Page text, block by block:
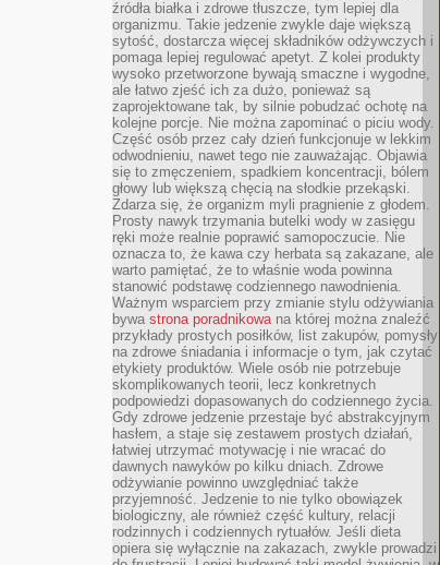
źródła białka i zdrowe tłuszcze, tym lepiej dla
organizmu. Takie jedzenie zwykle daje większą
sytość, dostarcza więcej składników odżywczych i
pomaga lepiej regulować apetyt. Z kolei produkty
wysoko przetworzone bywają smaczne i wygodne,
ale łatwo zjeść ich za dużo, ponieważ są
zaprojektowane tak, by silnie pobudzać ochotę na
kolejne porcje. Nie można zapominać o piciu wody.
Część osób przez cały dzień funkcjonuje w lekkim
odwodnieniu, nawet tego nie zauważając. Objawia
się to zmęczeniem, spadkiem koncentracji, bólem
głowy lub większą chęcią na słodkie przekąski.
Zdarza się, że organizm myli pragnienie z głodem.
Prosty nawyk trzymania butelki wody w zasięgu
ręki może realnie poprawić samopoczucie. Nie
oznacza to, że kawa czy herbata są zakazane, ale
warto pamiętać, że to właśnie woda powinna
stanowić podstawę codziennego nawodnienia.
Ważnym wsparciem przy zmianie stylu odżywiania
bywa strona poradnikowana której można znaleźć
przykłady prostych posiłków, list zakupów, pomysły
na zdrowe śniadania i informacje o tym, jak czytać
etykiety produktów. Wiele osób nie potrzebuje
skomplikowanych teorii, lecz konkretnych
podpowiedzi dopasowanych do codziennego życia.
Gdy zdrowe jedzenie przestaje być abstrakcyjnym
hasłem, a staje się zestawem prostych działań,
łatwiej utrzymać motywację i nie wracać do
dawnych nawyków po kilku dniach. Zdrowe
odżywianie powinno uwzględniać także
przyjemność. Jedzenie to nie tylko obowiązek
biologiczny, ale również część kultury, relacji
rodzinnych i codziennych rytuałów. Jeśli dieta
opiera się wyłącznie na zakazach, zwykle prowadzi